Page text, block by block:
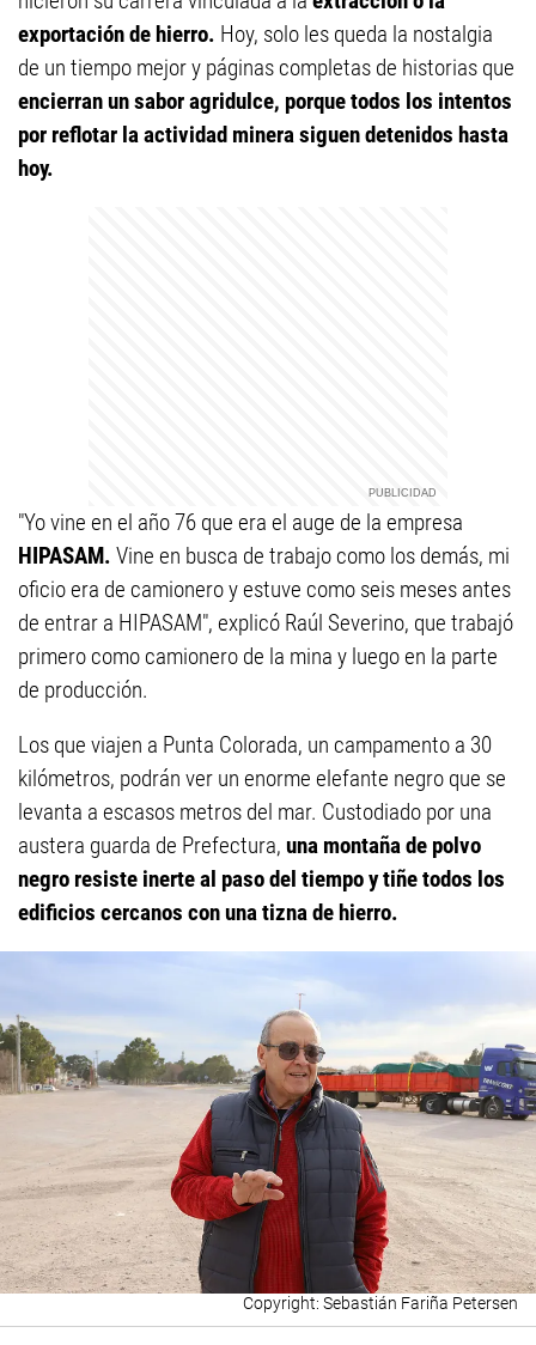
exportación de hierro. Hoy, solo les queda la nostalgia
de un tiempo mejor y páginas completas de historias que
encierran un sabor agridulce, porque todos los intentos
por reflotar la actividad minera siguen detenidos hasta
hoy.
"Yo vine en el año 76 que era el auge de la empresa
HIPASAM. Vine en busca de trabajo como los demás, mi
oficio era de camionero y estuve como seis meses antes
de entrar a HIPASAM", explicó Raúl Severino, que trabajó
primero como camionero de la mina y luego en la parte
de producción.
Los que viajen a Punta Colorada, un campamento a 30
kilómetros, podrán ver un enorme elefante negro que se
levanta a escasos metros del mar. Custodiado por una
austera guarda de Prefectura, una montaña de polvo
negro resiste inerte al paso del tiempo y tiñe todos los
edificios cercanos con una tizna de hierro.
Sebastián Fariña Petersen